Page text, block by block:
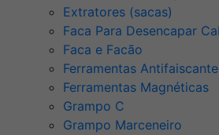
Extratores (sacas)
Faca Para Desencapar
Faca e Facão
Ferramentas
Ferramentas Magnéticas
Grampo C
Grampo Marceneiro